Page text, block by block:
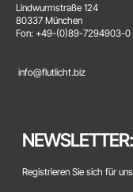
Lindwurmstraße 124
80337 München
Fon: +49-(0)89-7294903-0
info@flutlicht.biz
NEWSLETTER:
Registrieren Sie sich für